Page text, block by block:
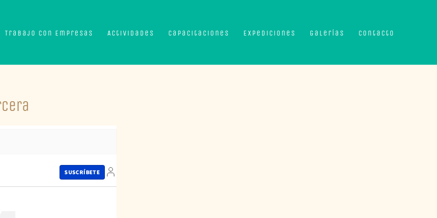
Trabajo con Empresas Actividades Capacitaciones Expediciones Galerías Contacto